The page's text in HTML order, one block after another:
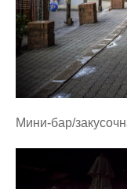
Мини-бар/